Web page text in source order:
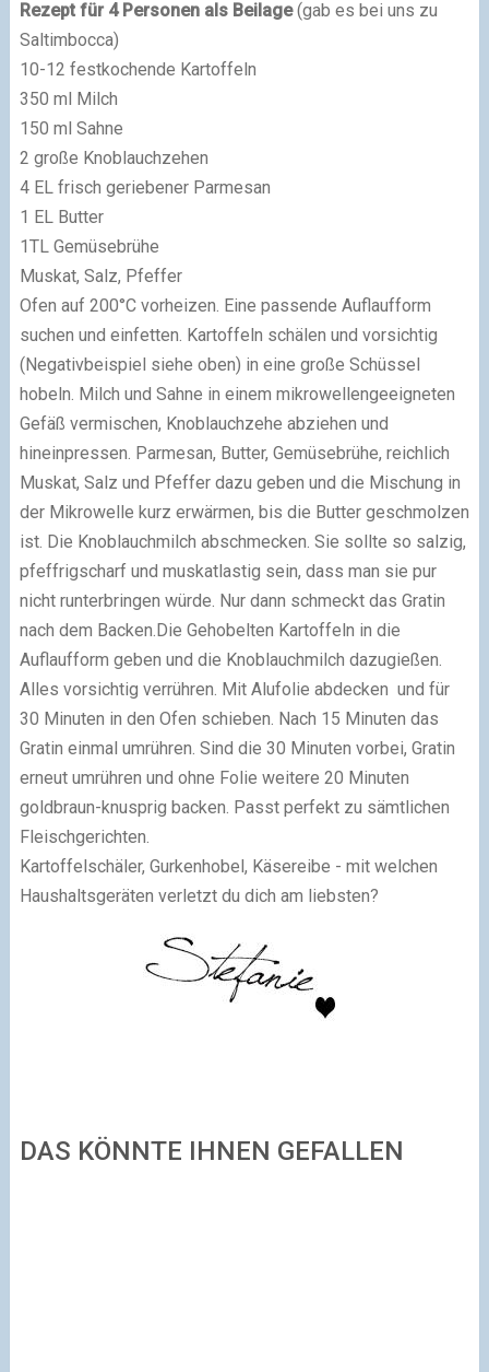
Rezept für 4 Personen als Beilage(gab es bei uns zu
Saltimbocca)
10-12 festkochende Kartoffeln
350 ml Milch
150 ml Sahne
2 große Knoblauchzehen
4 EL frisch geriebener Parmesan
1 EL Butter
1TL Gemüsebrühe
Muskat, Salz, Pfeffer
Ofen auf 200°C vorheizen. Eine passende Auflaufform
suchen und einfetten. Kartoffeln schälen und vorsichtig
(Negativbeispiel siehe oben) in eine große Schüssel
hobeln. Milch und Sahne in einem mikrowellengeeigneten
Gefäß vermischen, Knoblauchzehe abziehen und
hineinpressen. Parmesan, Butter, Gemüsebrühe, reichlich
Muskat, Salz und Pfeffer dazu geben und die Mischung in
der Mikrowelle kurz erwärmen, bis die Butter geschmolzen
ist. Die Knoblauchmilch abschmecken. Sie sollte so salzig,
pfeffrigscharf und muskatlastig sein, dass man sie pur
nicht runterbringen würde. Nur dann schmeckt das Gratin
nach dem Backen.Die Gehobelten Kartoffeln in die
Auflaufform geben und die Knoblauchmilch dazugießen.
Alles vorsichtig verrühren. Mit Alufolie abdecken und für
30 Minuten in den Ofen schieben. Nach 15 Minuten das
Gratin einmal umrühren. Sind die 30 Minuten vorbei, Gratin
erneut umrühren und ohne Folie weitere 20 Minuten
goldbraun-knusprig backen. Passt perfekt zu sämtlichen
Fleischgerichten.
Kartoffelschäler, Gurkenhobel, Käsereibe - mit welchen
Haushaltsgeräten verletzt du dich am liebsten?
DAS KÖNNTE IHNEN GEFALLEN